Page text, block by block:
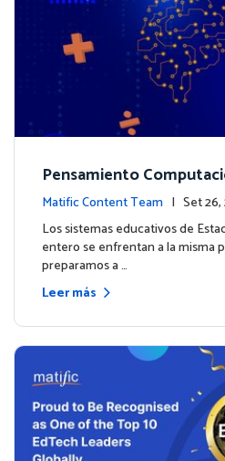
Pensamiento
ón en Datos: Por qué
n liderar el camino
Matific Content Team | Set
entos
Los sistemas educativos de
entero se enfrentan a la misma
preparamos a …
Leer más